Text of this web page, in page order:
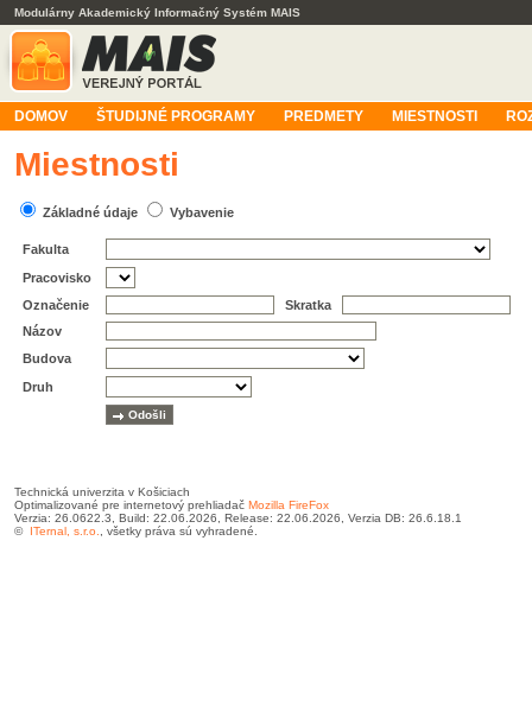
Modulárny Akademický Informačný Systém MAIS
DOMOV ŠTUDIJNÉ PROGRAMY PREDMETY MIESTNOSTI
Miestnosti
Základné údaje Vybavenie
Fakulta
Pracovisko
Označenie
Skratka
Názov
Budova
Druh
Technická univerzita v Košiciach
Optimalizované pre internetový prehliadač Mozilla FireFox
Verzia: 26.0622.3, Build: 22.06.2026, Release: 22.06.2026, Verzia DB: 26.6.18.1
© ITernal, s.r.o. , všetky práva sú vyhradené.